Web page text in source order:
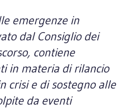
emergenze in
dal Consiglio dei
contiene
in materia di rilancio
crisi e di sostegno alle
da eventi